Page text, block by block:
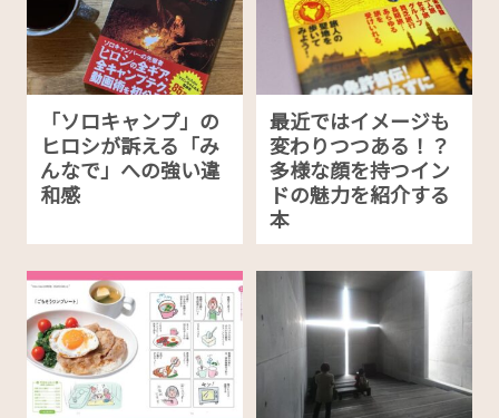
「ソロキャンプ」の
ヒロシが訴える「み
んなで」への強い違
和感
最近ではイメージも
変わりつつある！？
多様な顔を持つイン
ドの魅力を紹介する
本